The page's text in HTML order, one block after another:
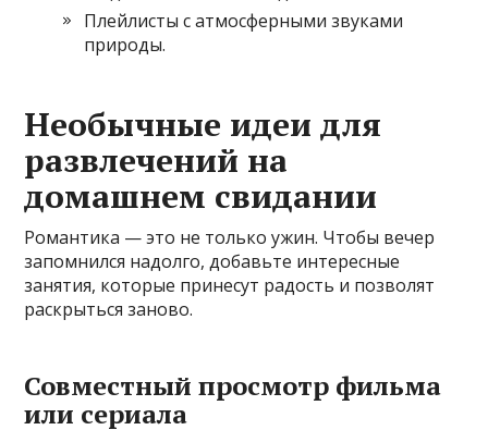
Плейлисты с атмосферными звуками
природы.
Необычные идеи для
развлечений на
домашнем свидании
Романтика — это не только ужин. Чтобы вечер
запомнился надолго, добавьте интересные
занятия, которые принесут радость и позволят
раскрыться заново.
Совместный просмотр фильма
или сериала